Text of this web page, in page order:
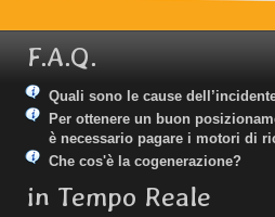
F.A.Q.
Quali sono le cause
Per ottenere un buon
è necessario pagare i motori di
Che cos'è la cogenerazione?
in Tempo Reale